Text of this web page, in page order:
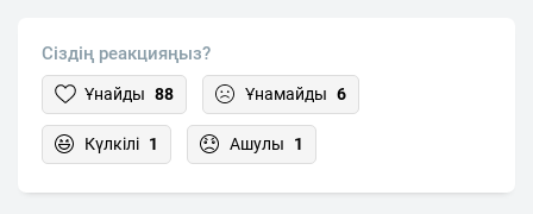
Сіздің реакцияңыз?
Ұнайды 88 Ұнамайды 6
Күлкілі 1 Ашулы 1